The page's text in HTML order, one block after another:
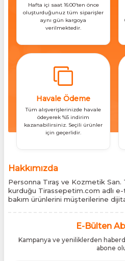
Hafta içi saat 16:00’ten önce
oluşturduğunuz tüm siparişler
aynı gün kargoya
verilmektedir.
Havale Ödeme
Tüm alışverişlerinizde havale
ödeyerek %5 indirim
kazanabilirsiniz. Seçili ürünler
için geçerlidir.
Hakkımızda
Personna Tıraş ve Kozmetik San.
kurduğu Tirassepetim.com adlı
bakım ürünlerini müşterilerine
siteleri arasında yer almaktadır.
distribütörlüğünü yürütüyor, bu
etmektedir. Tüm ithalat
E-Bülten
Kampanya ve yeniliklerden
abone